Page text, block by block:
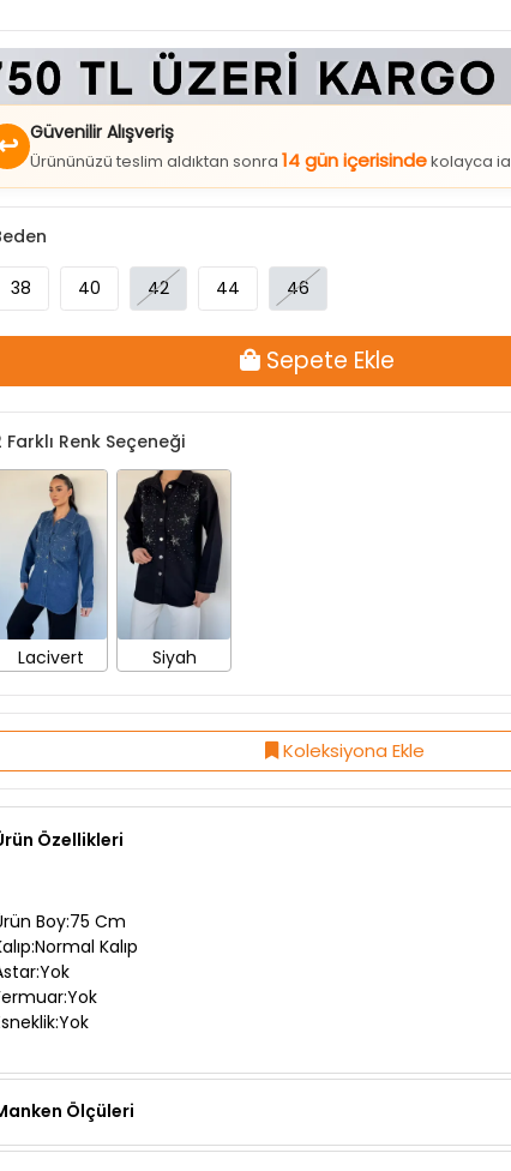
↩ Güvenilir Alışveriş
Ürününüzü teslim aldıktan sonra14 gün içerisindekolayca
38
Sepete Ekle
Farklı Renk Seçeneği
Lacivert Siyah
Koleksiyona Ekle
Özellikleri